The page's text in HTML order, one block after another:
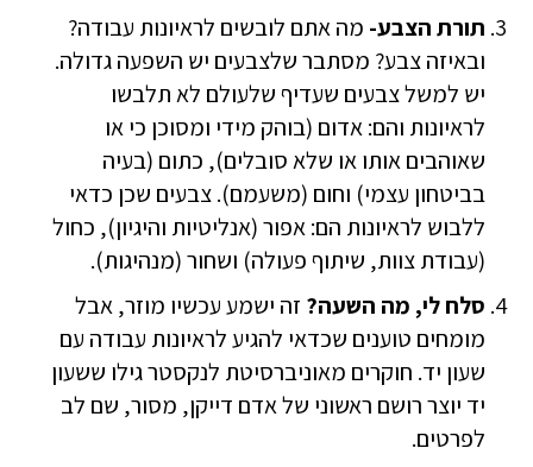
תורת הצבע- מה אתם לובשים לראיונות עבודה?
ובאיזה צבע? מסתבר שלצבעים יש השפעה גדולה.
יש למשל צבעים שעדיף שלעולם לא תלבשו
לראיונות והם: אדום (בוהק מידי ומסוכן כי או
שאוהבים אותו או שלא סובלים), כתום (בעיה
בביטחון עצמי) וחום (משעמם). צבעים שכן כדאי
ללבוש לראיונות הם: אפור (אנליטיות והיגיון), כחול
(עבודת צוות, שיתוף פעולה) ושחור (מנהיגות).
סלח לי, מה השעה? זה ישמע עכשיו מוזר, אבל
מומחים טוענים שכדאי להגיע לראיונות עבודה עם
שעון יד. חוקרים מאוניברסיטת לנקסטר גילו ששעון
יד יוצר רושם ראשוני של אדם דייקן, מסור, שם לב
לפרטים.